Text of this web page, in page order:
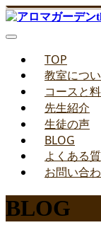
TOP
教室につ
コースと
先生紹介
生徒の声
BLOG
よくある
お問い合
BLOG